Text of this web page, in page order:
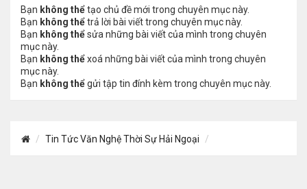
Bạn không thểtạo chủ đề mới trong chuyên mục này.
Bạn không thểtrả lời bài viết trong chuyên mục này.
Bạn không thểsửa những bài viết của mình trong chuyên
mục này.
Bạn không thểxoá những bài viết của mình trong chuyên
mục này.
Bạn không thểgửi tập tin đính kèm trong chuyên mục này.
Tin Tức Văn Nghệ Thời Sự Hải Ngoại